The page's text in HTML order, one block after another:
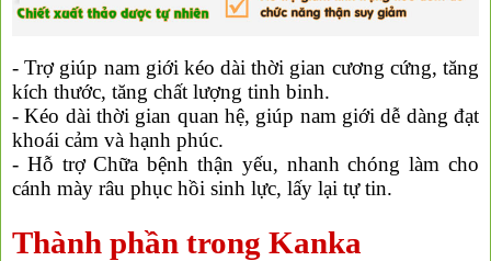
- Trợ giúp nam giới kéo dài thời gian cương cứng, tăng
kích thước, tăng chất lượng tinh binh.
- Kéo dài thời gian quan hệ, giúp nam giới dễ dàng đạt
khoái cảm và hạnh phúc.
- Hỗ trợ Chữa bệnh thận yếu, nhanh chóng làm cho
cánh mày râu phục hồi sinh lực, lấy lại tự tin.
Thành phần trong Kanka